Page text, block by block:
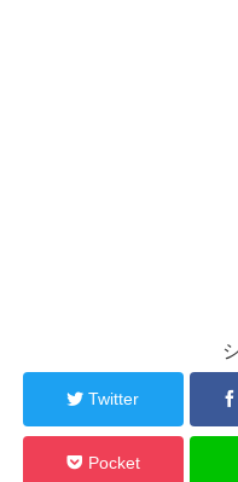
Twitter
Pocket